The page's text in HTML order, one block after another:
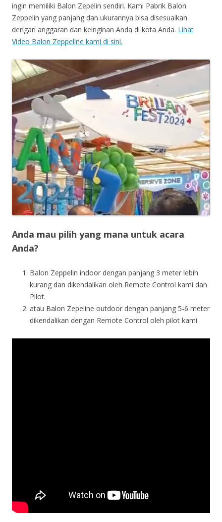
ingin memiliki Balon Zepelin sendiri. Kami Pabrik Balon
Zeppelin yang panjang dan ukurannya bisa disesuaikan
dengan anggaran dan keinginan Anda di kota Anda. Lihat
Video Balon Zeppeline kami di sini.
Anda mau pilih yang mana untuk acara
Anda?
Balon Zeppelin indoor dengan panjang 3 meter lebih
kurang dan dikendalikan oleh Remote Control kami dan
Pilot.
atau Balon Zepeline outdoor dengan panjang 5-6 meter
dikendalikan dengan Remote Control oleh pilot kami